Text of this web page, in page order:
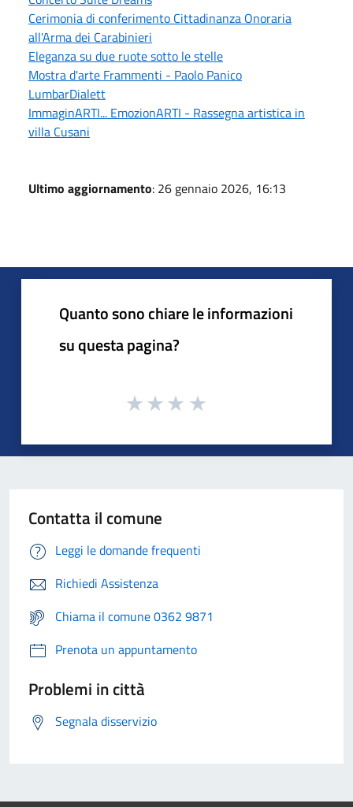
Cerimonia di conferimento Cittadinanza Onoraria
all'Arma dei Carabinieri
Eleganza su due ruote sotto le stelle
Mostra d'arte Frammenti - Paolo Panico
LumbarDialett
ImmaginARTI... EmozionARTI - Rassegna artistica in
villa Cusani
Ultimo aggiornamento: 26 gennaio 2026, 16:13
Quanto sono chiare le informazioni
su questa pagina?
Contatta il comune
Leggi le domande frequenti
Richiedi Assistenza
Chiama il comune 0362 9871
Prenota un appuntamento
Problemi in città
Segnala disservizio